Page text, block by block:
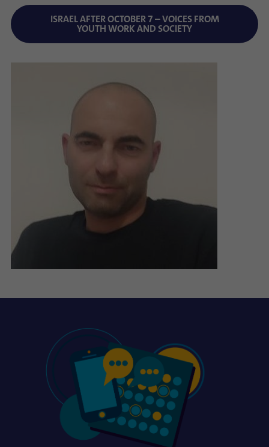
ISRAEL AFTER OCTOBER 7 – VOICES FROM
YOUTH WORK AND SOCIETY